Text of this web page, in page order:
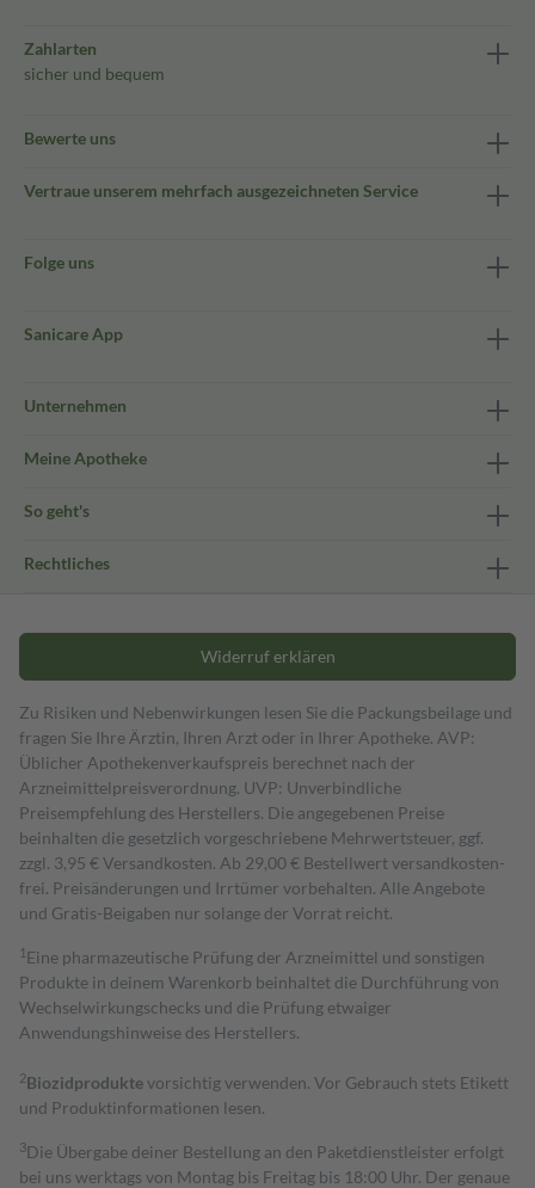
Zahlarten
sicher und bequem
Bewerte uns
Vertraue unserem mehrfach ausgezeichneten Service
Folge uns
Sanicare App
Unternehmen
Meine Apotheke
So geht's
Rechtliches
Widerruf erklären
Zu Risiken und Nebenwirkungen lesen Sie die Packungsbeilage und
fragen Sie Ihre Ärztin, Ihren Arzt oder in Ihrer Apotheke. AVP:
Üblicher Apothekenverkaufspreis berechnet nach der
Arzneimittelpreisverordnung. UVP: Unverbindliche
Preisempfehlung des Herstellers. Die angegebenen Preise
beinhalten die gesetzlich vorgeschriebene Mehrwertsteuer, ggf.
zzgl. 3,95 € Versandkosten. Ab 29,00 € Bestell­wert versand­kosten­
frei. Preisänderungen und Irrtümer vorbehalten. Alle Angebote
und Gratis-Beigaben nur solange der Vorrat reicht.
1 Eine pharmazeutische Prüfung der Arzneimittel und sonstigen
Produkte in deinem Warenkorb beinhaltet die Durchführung von
Wechselwirkungschecks und die Prüfung etwaiger
Anwendungshinweise des Herstellers.
2Biozidproduktevorsichtig verwenden. Vor Gebrauch stets Etikett
und Produktinformationen lesen.
3Die Übergabe deiner Bestellung an den Paketdienstleister erfolgt
bei uns werktags von Montag bis Freitag bis 18:00 Uhr. Der genaue